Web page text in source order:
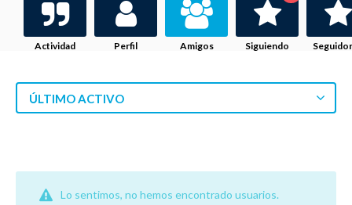
Actividad Perfil Amigos Siguiendo
ÚLTIMO ACTIVO
Lo sentimos, no hemos encontrado usuarios.